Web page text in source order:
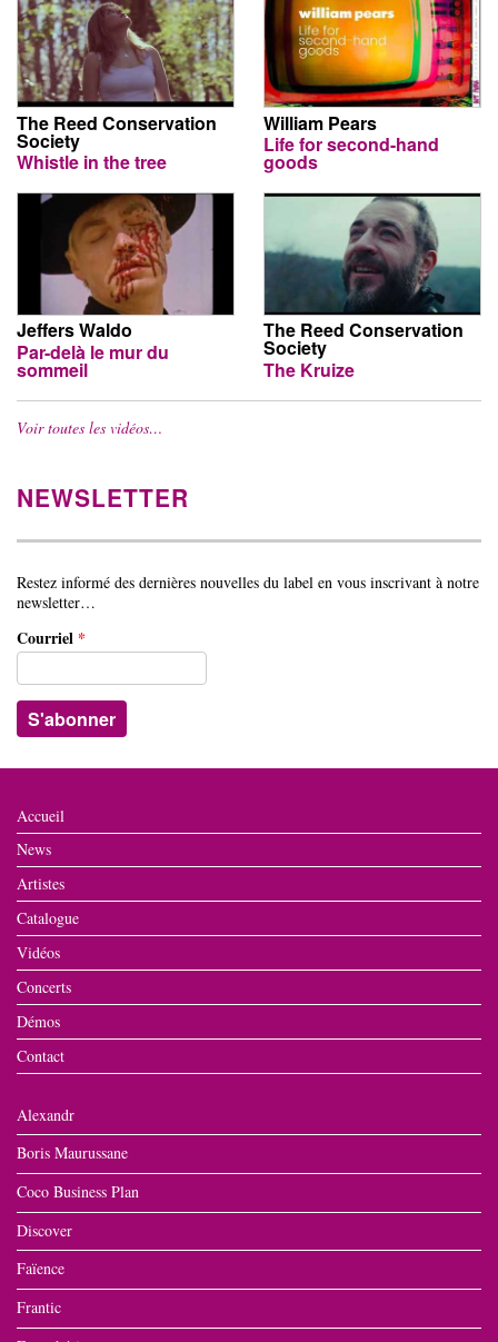
The Reed Conservation
Society
Whistle in the tree
William Pears
Life for second-hand
goods
Jeffers Waldo
Par-delà le mur du
sommeil
The Reed Conservation
Society
The Kruize
Voir toutes les vidéos…
NEWSLETTER
Restez informé des dernières nouvelles du label en vous inscrivant à notre
newsletter…
Courriel *
Accueil
News
Artistes
Catalogue
Vidéos
Concerts
Démos
Contact
Alexandr
Boris Maurussane
Coco Business Plan
Discover
Faïence
Frantic